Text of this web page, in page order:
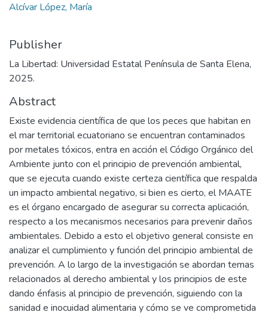
Alcívar López, María
Publisher
La Libertad: Universidad Estatal Península de Santa Elena,
2025.
Abstract
Existe evidencia científica de que los peces que habitan en
el mar territorial ecuatoriano se encuentran contaminados
por metales tóxicos, entra en acción el Código Orgánico del
Ambiente junto con el principio de prevención ambiental,
que se ejecuta cuando existe certeza científica que respalda
un impacto ambiental negativo, si bien es cierto, el MAATE
es el órgano encargado de asegurar su correcta aplicación,
respecto a los mecanismos necesarios para prevenir daños
ambientales. Debido a esto el objetivo general consiste en
analizar el cumplimiento y función del principio ambiental de
prevención. A lo largo de la investigación se abordan temas
relacionados al derecho ambiental y los principios de este
dando énfasis al principio de prevención, siguiendo con la
sanidad e inocuidad alimentaria y cómo se ve comprometida